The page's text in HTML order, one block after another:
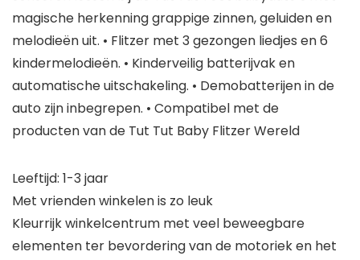
magische herkenning grappige zinnen, geluiden en
melodieën uit. • Flitzer met 3 gezongen liedjes en 6
kindermelodieën. • Kinderveilig batterijvak en
automatische uitschakeling. • Demobatterijen in de
auto zijn inbegrepen. • Compatibel met de
producten van de Tut Tut Baby Flitzer Wereld
Leeftijd: 1-3 jaar
Met vrienden winkelen is zo leuk
Kleurrijk winkelcentrum met veel beweegbare
elementen ter bevordering van de motoriek en het